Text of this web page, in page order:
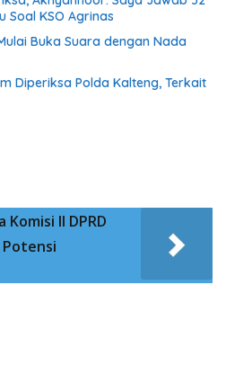
Soal KSO Agrinas
Buka Suara dengan Nada
Diperiksa Polda Kalteng, Terkait
II DPRD